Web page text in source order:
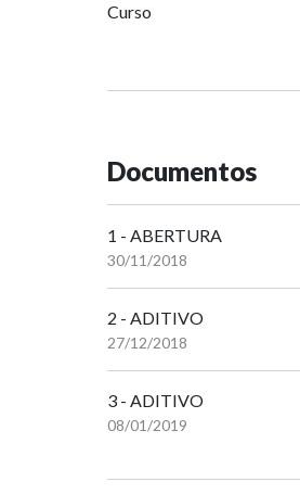
Curso
Documentos
1 - ABERTURA
30/11/2018
2 - ADITIVO
27/12/2018
3 - ADITIVO
08/01/2019